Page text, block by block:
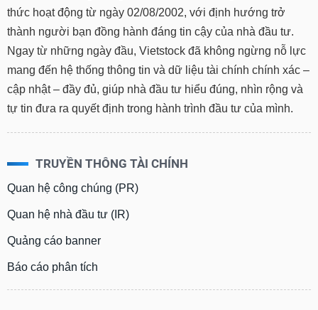
thức hoạt động từ ngày 02/08/2002, với định hướng trở
thành người bạn đồng hành đáng tin cậy của nhà đầu tư.
Ngay từ những ngày đầu, Vietstock đã không ngừng nỗ lực
mang đến hệ thống thông tin và dữ liệu tài chính chính xác –
cập nhật – đầy đủ, giúp nhà đầu tư hiểu đúng, nhìn rộng và
tự tin đưa ra quyết định trong hành trình đầu tư của mình.
TRUYỀN THÔNG TÀI CHÍNH
Quan hệ công chúng (PR)
Quan hệ nhà đầu tư (IR)
Quảng cáo banner
Báo cáo phân tích